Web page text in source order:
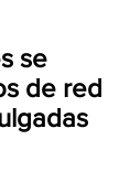
se
de red